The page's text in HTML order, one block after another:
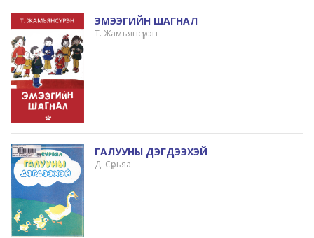
ЭМЭЭГИЙН ШАГНАЛ
Т. Жамъянсүрэн
ГАЛУУНЫ ДЭГДЭЭХЭЙ
Д. Сүрьяа